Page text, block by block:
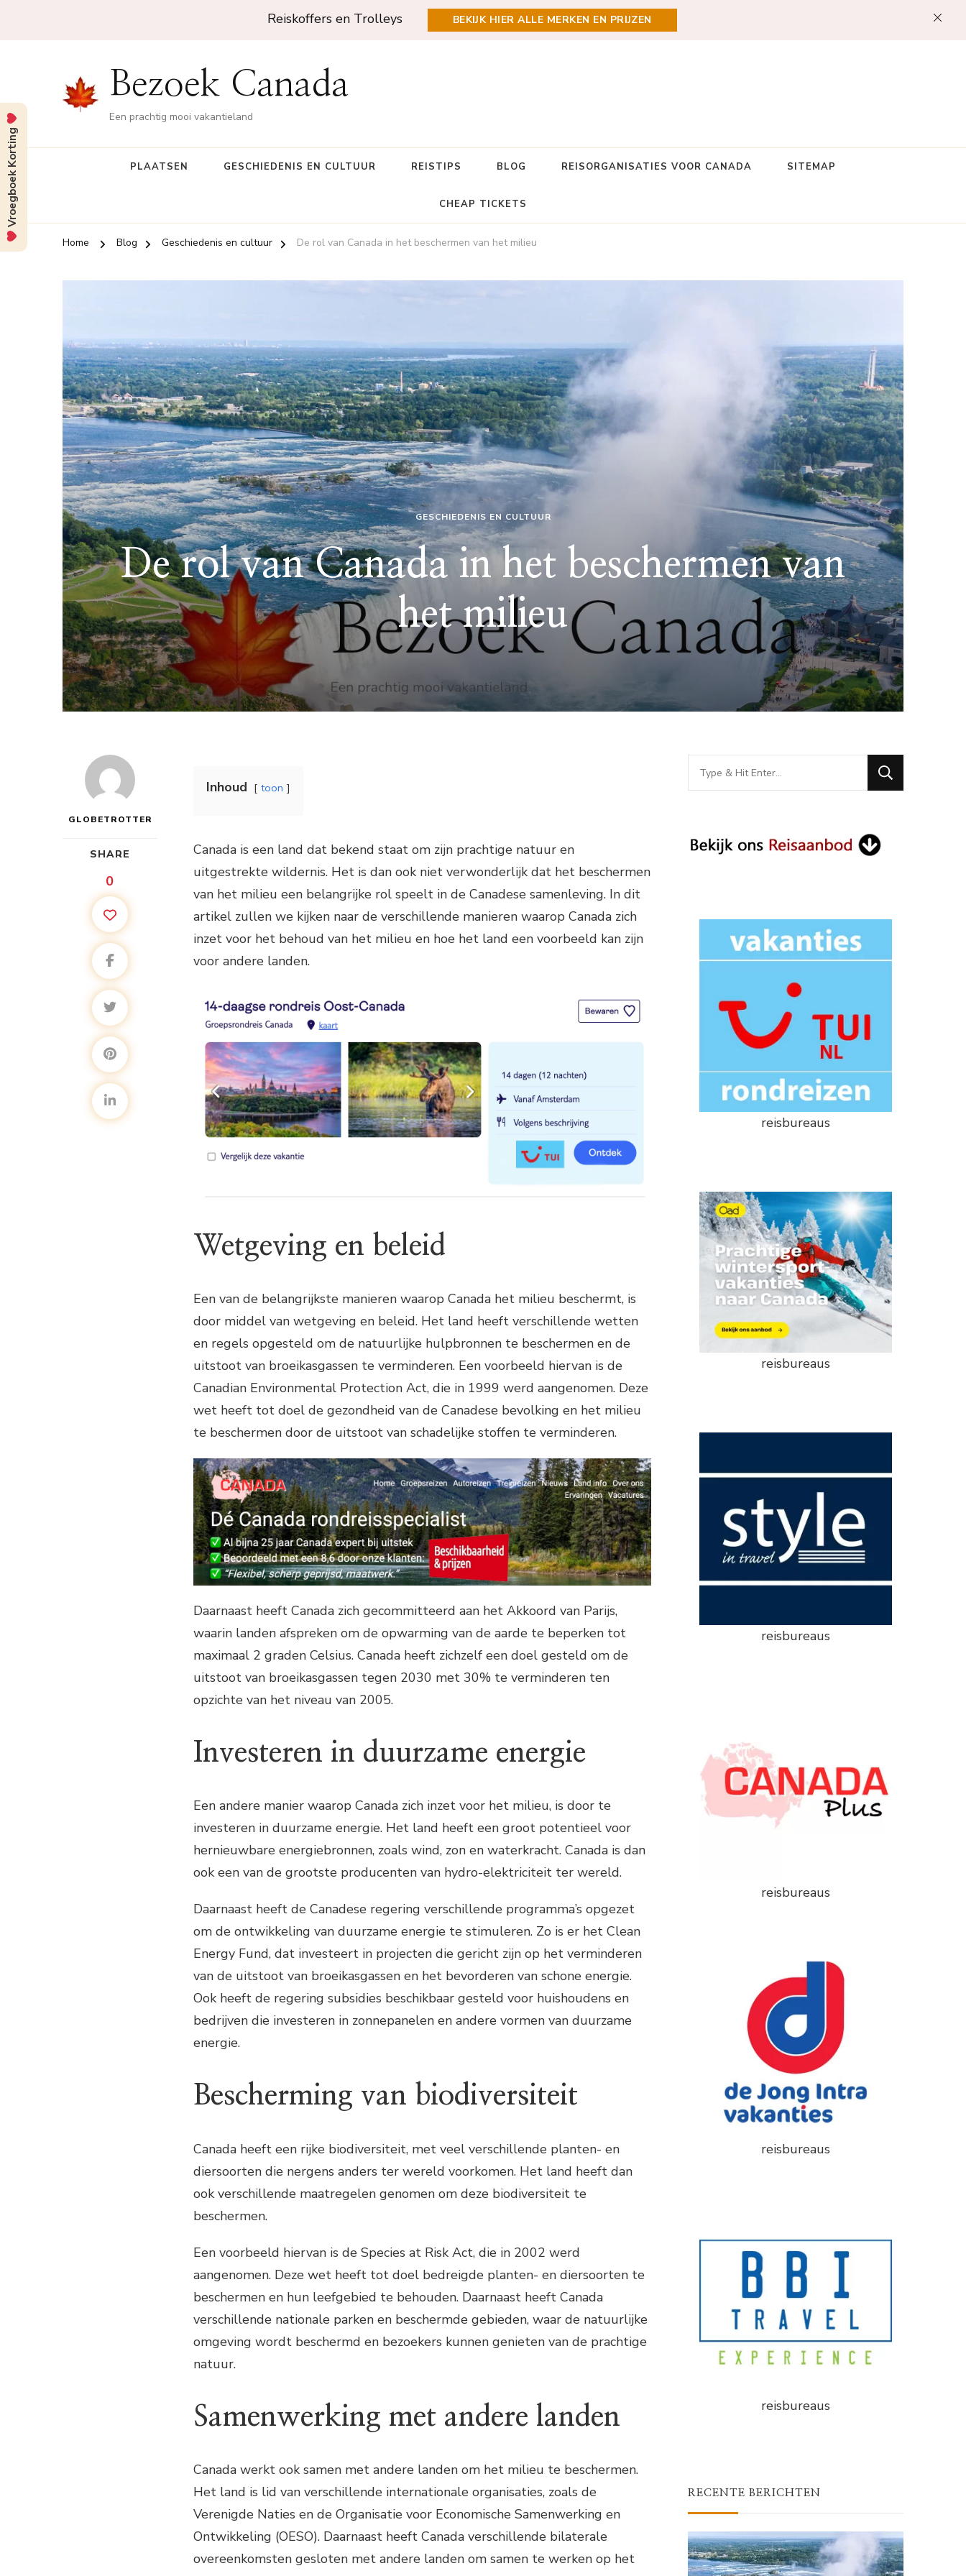
Reiskoffers en Trolleys BEKIJK HIER ALLE MERKEN EN PRIJZEN
Bezoek Canada
Een prachtig mooi vakantieland
PLAATSEN GESCHIEDENIS EN CULTUUR REISTIPS BLOG REISORGANISATIES VOOR CANADA SITEMAP
CHEAP TICKETS
Home Blog Geschiedenis en cultuur De rol van Canada in het beschermen van het milieu
GESCHIEDENIS EN CULTUUR
De rol van Canada in het beschermen van
het milieu
GLOBETROTTER
SHARE
0
Inhoud toon
Canada is een land dat bekend staat om zijn prachtige natuur en
uitgestrekte wildernis. Het is dan ook niet verwonderlijk dat het beschermen
van het milieu een belangrijke rol speelt in de Canadese samenleving. In dit
artikel zullen we kijken naar de verschillende manieren waarop Canada zich
inzet voor het behoud van het milieu en hoe het land een voorbeeld kan zijn
voor andere landen.
Wetgeving en beleid
Een van de belangrijkste manieren waarop Canada het milieu beschermt, is
door middel van wetgeving en beleid. Het land heeft verschillende wetten
en regels opgesteld om de natuurlijke hulpbronnen te beschermen en de
uitstoot van broeikasgassen te verminderen. Een voorbeeld hiervan is de
Canadian Environmental Protection Act, die in 1999 werd aangenomen. Deze
wet heeft tot doel de gezondheid van de Canadese bevolking en het milieu
te beschermen door de uitstoot van schadelijke stoffen te verminderen.
Daarnaast heeft Canada zich gecommitteerd aan het Akkoord van Parijs,
waarin landen afspreken om de opwarming van de aarde te beperken tot
maximaal 2 graden Celsius. Canada heeft zichzelf een doel gesteld om de
uitstoot van broeikasgassen tegen 2030 met 30% te verminderen ten
opzichte van het niveau van 2005.
Investeren in duurzame energie
Een andere manier waarop Canada zich inzet voor het milieu, is door te
investeren in duurzame energie. Het land heeft een groot potentieel voor
hernieuwbare energiebronnen, zoals wind, zon en waterkracht. Canada is dan
ook een van de grootste producenten van hydro-elektriciteit ter wereld.
Daarnaast heeft de Canadese regering verschillende programma’s opgezet
om de ontwikkeling van duurzame energie te stimuleren. Zo is er het Clean
Energy Fund, dat investeert in projecten die gericht zijn op het verminderen
van de uitstoot van broeikasgassen en het bevorderen van schone energie.
Ook heeft de regering subsidies beschikbaar gesteld voor huishoudens en
bedrijven die investeren in zonnepanelen en andere vormen van duurzame
energie.
Bescherming van biodiversiteit
Canada heeft een rijke biodiversiteit, met veel verschillende planten- en
diersoorten die nergens anders ter wereld voorkomen. Het land heeft dan
ook verschillende maatregelen genomen om deze biodiversiteit te
beschermen.
Een voorbeeld hiervan is de Species at Risk Act, die in 2002 werd
aangenomen. Deze wet heeft tot doel bedreigde planten- en diersoorten te
beschermen en hun leefgebied te behouden. Daarnaast heeft Canada
verschillende nationale parken en beschermde gebieden, waar de natuurlijke
omgeving wordt beschermd en bezoekers kunnen genieten van de prachtige
natuur.
Samenwerking met andere landen
Canada werkt ook samen met andere landen om het milieu te beschermen.
Het land is lid van verschillende internationale organisaties, zoals de
Verenigde Naties en de Organisatie voor Economische Samenwerking en
Ontwikkeling (OESO). Daarnaast heeft Canada verschillende bilaterale
overeenkomsten gesloten met andere landen om samen te werken op het
Looking
for
reisbureaus
reisbureaus
reisbureaus
reisbureaus
reisbureaus
reisbureaus
RECENTE BERICHTEN
Vroegboek Korting